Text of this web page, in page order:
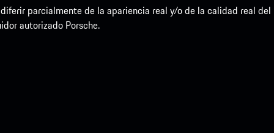
parcialmente de la apariencia real y/o de la calidad real del
autorizado Porsche.